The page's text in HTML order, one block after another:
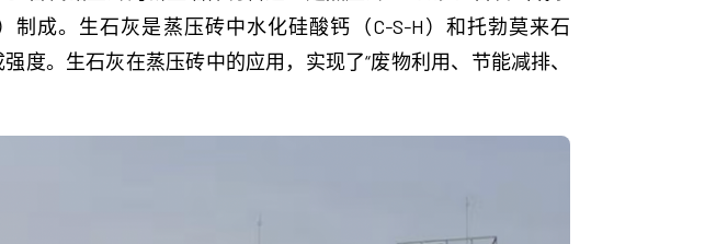
成。生石灰是蒸压砖中水化硅酸钙（C-S-H）和托勃莫来石
度。生石灰在蒸压砖中的应用，实现了“废物利用、节能减排、